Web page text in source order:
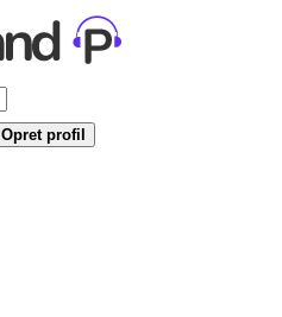
Opret profil